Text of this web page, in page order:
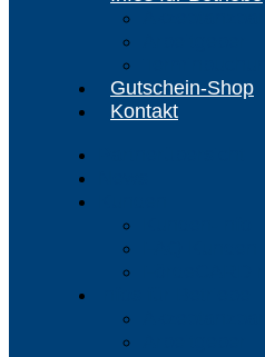
Gutschein-Shop
Kontakt